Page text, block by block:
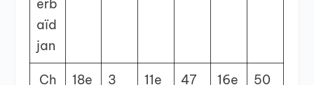
erb
aïd
jan
Ch
18e 3 11e 47 16e 50